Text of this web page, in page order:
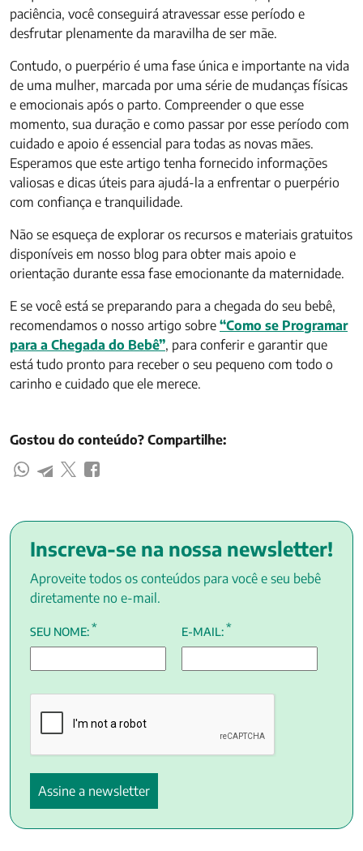
paciência, você conseguirá atravessar esse período e
desfrutar plenamente da maravilha de ser mãe.
Contudo, o puerpério é uma fase única e importante na vida
de uma mulher, marcada por uma série de mudanças físicas
e emocionais após o parto. Compreender o que esse
momento, sua duração e como passar por esse período com
cuidado e apoio é essencial para todas as novas mães.
Esperamos que este artigo tenha fornecido informações
valiosas e dicas úteis para ajudá-la a enfrentar o puerpério
com confiança e tranquilidade.
Não se esqueça de explorar os recursos e materiais gratuitos
disponíveis em nosso blog para obter mais apoio e
orientação durante essa fase emocionante da maternidade.
E se você está se preparando para a chegada do seu bebê,
recomendamos o nosso artigo sobre “Como se Programar
para a Chegada do Bebê”, para conferir e garantir que
está tudo pronto para receber o seu pequeno com todo o
carinho e cuidado que ele merece.
Gostou do conteúdo? Compartilhe:
Inscreva-se na nossa newsletter!
Aproveite todos os conteúdos para você e seu bebê
diretamente no e-mail.
SEU NOME:* E-MAIL:*